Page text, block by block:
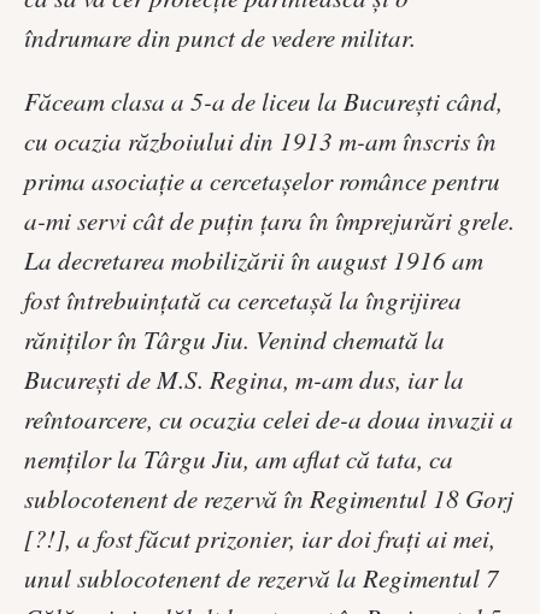
îndrumare din punct de vedere militar.
Făceam clasa a 5-a de liceu la Bucureşti când,
cu ocazia războiului din 1913 m-am înscris în
prima asociaţie a cercetaşelor românce pentru
a-mi servi cât de puţin ţara în împrejurări grele.
La decretarea mobilizării în august 1916 am
fost întrebuinţată ca cercetaşă la îngrijirea
răniţilor în Târgu Jiu. Venind chemată la
Bucureşti de M.S. Regina, m-am dus, iar la
reîntoarcere, cu ocazia celei de-a doua invazii a
nemţilor la Târgu Jiu, am aflat că tata, ca
sublocotenent de rezervă în Regimentul 18 Gorj
[?!], a fost făcut prizonier, iar doi fraţi ai mei,
unul sublocotenent de rezervă la Regimentul 7